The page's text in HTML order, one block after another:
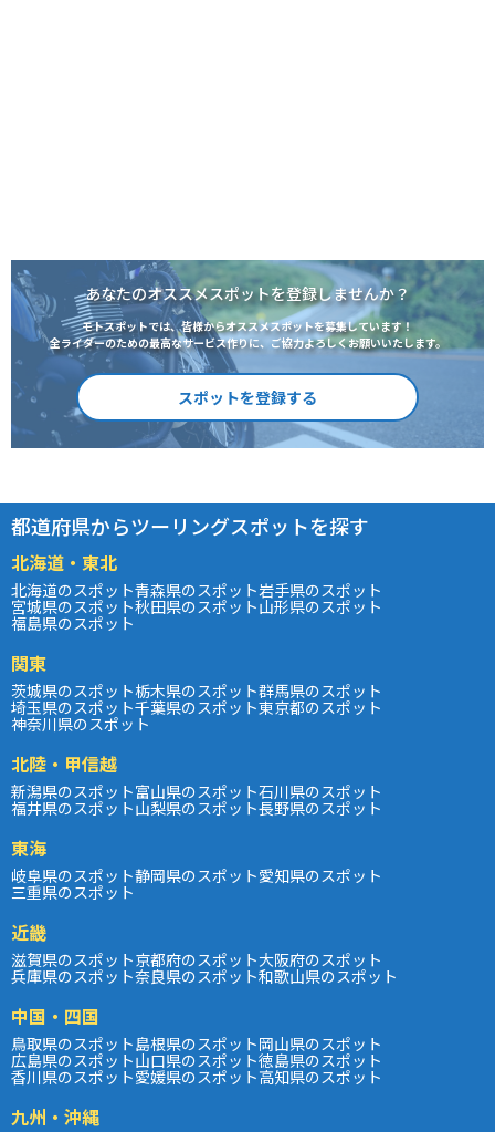
あなたのオススメスポットを登録しませんか？
モトスポットでは、皆様からオススメスポットを募集しています！
全ライダーのための最高なサービス作りに、ご協力よろしくお願いいたします。
スポットを登録する
都道府県からツーリングスポットを探す
北海道・東北
北海道のスポット青森県のスポット岩手県のスポット
宮城県のスポット秋田県のスポット山形県のスポット
福島県のスポット
関東
茨城県のスポット栃木県のスポット群馬県のスポット
埼玉県のスポット千葉県のスポット東京都のスポット
神奈川県のスポット
北陸・甲信越
新潟県のスポット富山県のスポット石川県のスポット
福井県のスポット山梨県のスポット長野県のスポット
東海
岐阜県のスポット静岡県のスポット愛知県のスポット
三重県のスポット
近畿
滋賀県のスポット京都府のスポット大阪府のスポット
兵庫県のスポット奈良県のスポット和歌山県のスポット
中国・四国
鳥取県のスポット島根県のスポット岡山県のスポット
広島県のスポット山口県のスポット徳島県のスポット
香川県のスポット愛媛県のスポット高知県のスポット
九州・沖縄